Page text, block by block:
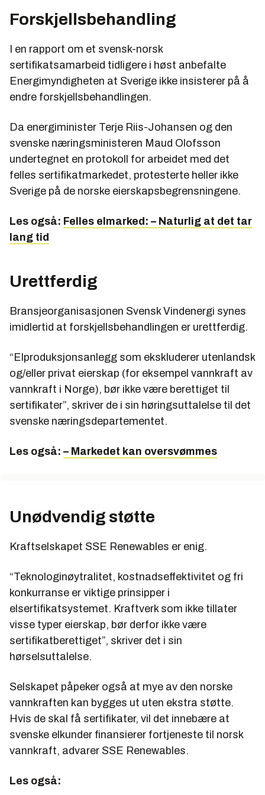
Forskjellsbehandling
I en rapport om et svensk-norsk
sertifikatsamarbeid tidligere i høst anbefalte
Energimyndigheten at Sverige ikke insisterer på å
endre forskjellsbehandlingen.
Da energiminister Terje Riis-Johansen og den
svenske næringsministeren Maud Olofsson
undertegnet en protokoll for arbeidet med det
felles sertifikatmarkedet, protesterte heller ikke
Sverige på de norske eierskapsbegrensningene.
Les også: Felles elmarked: – Naturlig at det tar
lang tid
Urettferdig
Bransjeorganisasjonen Svensk Vindenergi synes
imidlertid at forskjellsbehandlingen er urettferdig.
“Elproduksjonsanlegg som ekskluderer utenlandsk
og/eller privat eierskap (for eksempel vannkraft av
vannkraft i Norge), bør ikke være berettiget til
sertifikater”, skriver de i sin høringsuttalelse til det
svenske næringsdepartementet.
Les også: – Markedet kan oversvømmes
Unødvendig støtte
Kraftselskapet SSE Renewables er enig.
“Teknologinøytralitet, kostnadseffektivitet og fri
konkurranse er viktige prinsipper i
elsertifikatsystemet. Kraftverk som ikke tillater
visse typer eierskap, bør derfor ikke være
sertifikatberettiget”, skriver det i sin
hørselsuttalelse.
Selskapet påpeker også at mye av den norske
vannkraften kan bygges ut uten ekstra støtte.
Hvis de skal få sertifikater, vil det innebære at
svenske elkunder finansierer fortjeneste til norsk
vannkraft, advarer SSE Renewables.
Les også: